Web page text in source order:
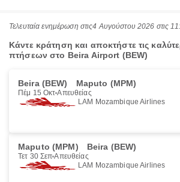
Τελευταία ενημέρωση στις4 Αυγούστου 2026 στις
Κάντε κράτηση και αποκτήστε τις
πτήσεων στο Beira Airport (BEW)
Beira (BEW) Maputo (MPM)
Πέμ 15 Οκτ Απευθείας
LAM Mozambique Airlines
Maputo (MPM) Beira (BEW)
Τετ 30 Σεπ Απευθείας
LAM Mozambique Airlines